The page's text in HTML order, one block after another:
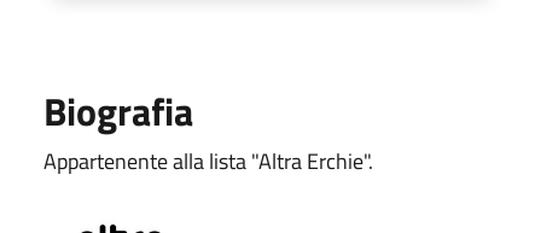
Biografia
Appartenente alla lista "Altra Erchie".